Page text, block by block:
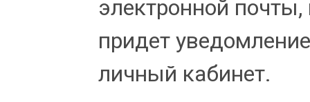
электронной почты,
придет
личный кабинет.